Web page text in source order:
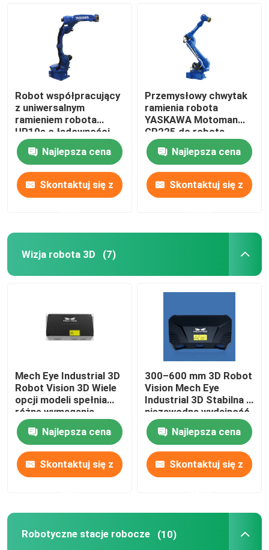
Dom
Wycieczka po fabryce
Kontrola jakości
Skontaktuj się z nami
Aktualności
Poprosić o wycenę
Robot współpracujący
z uniwersalnym
ramieniem robota
UR10e o ładowności
10 kg do paletyzacji
zespołuNajlepsza cena
Skontaktuj się z
Przemysłowy chwytak
ramienia robota
YASKAWA Motoman
GP225 do robota
paletyzującego
Najlepsza cena
Skontaktuj się z
Wizja robota 3D (7)
Mech Eye Industrial 3D
Robot Vision 3D Wiele
opcji modeli spełnia
różne wymagania
dotyczące odległości
Najlepsza cena
Skontaktuj się z
300–600 mm 3D Robot
Vision Mech Eye
Industrial 3D Stabilna i
niezawodna wydajność
skanowania
Najlepsza cena
Skontaktuj się z
Robotyczne stacje robocze (10)